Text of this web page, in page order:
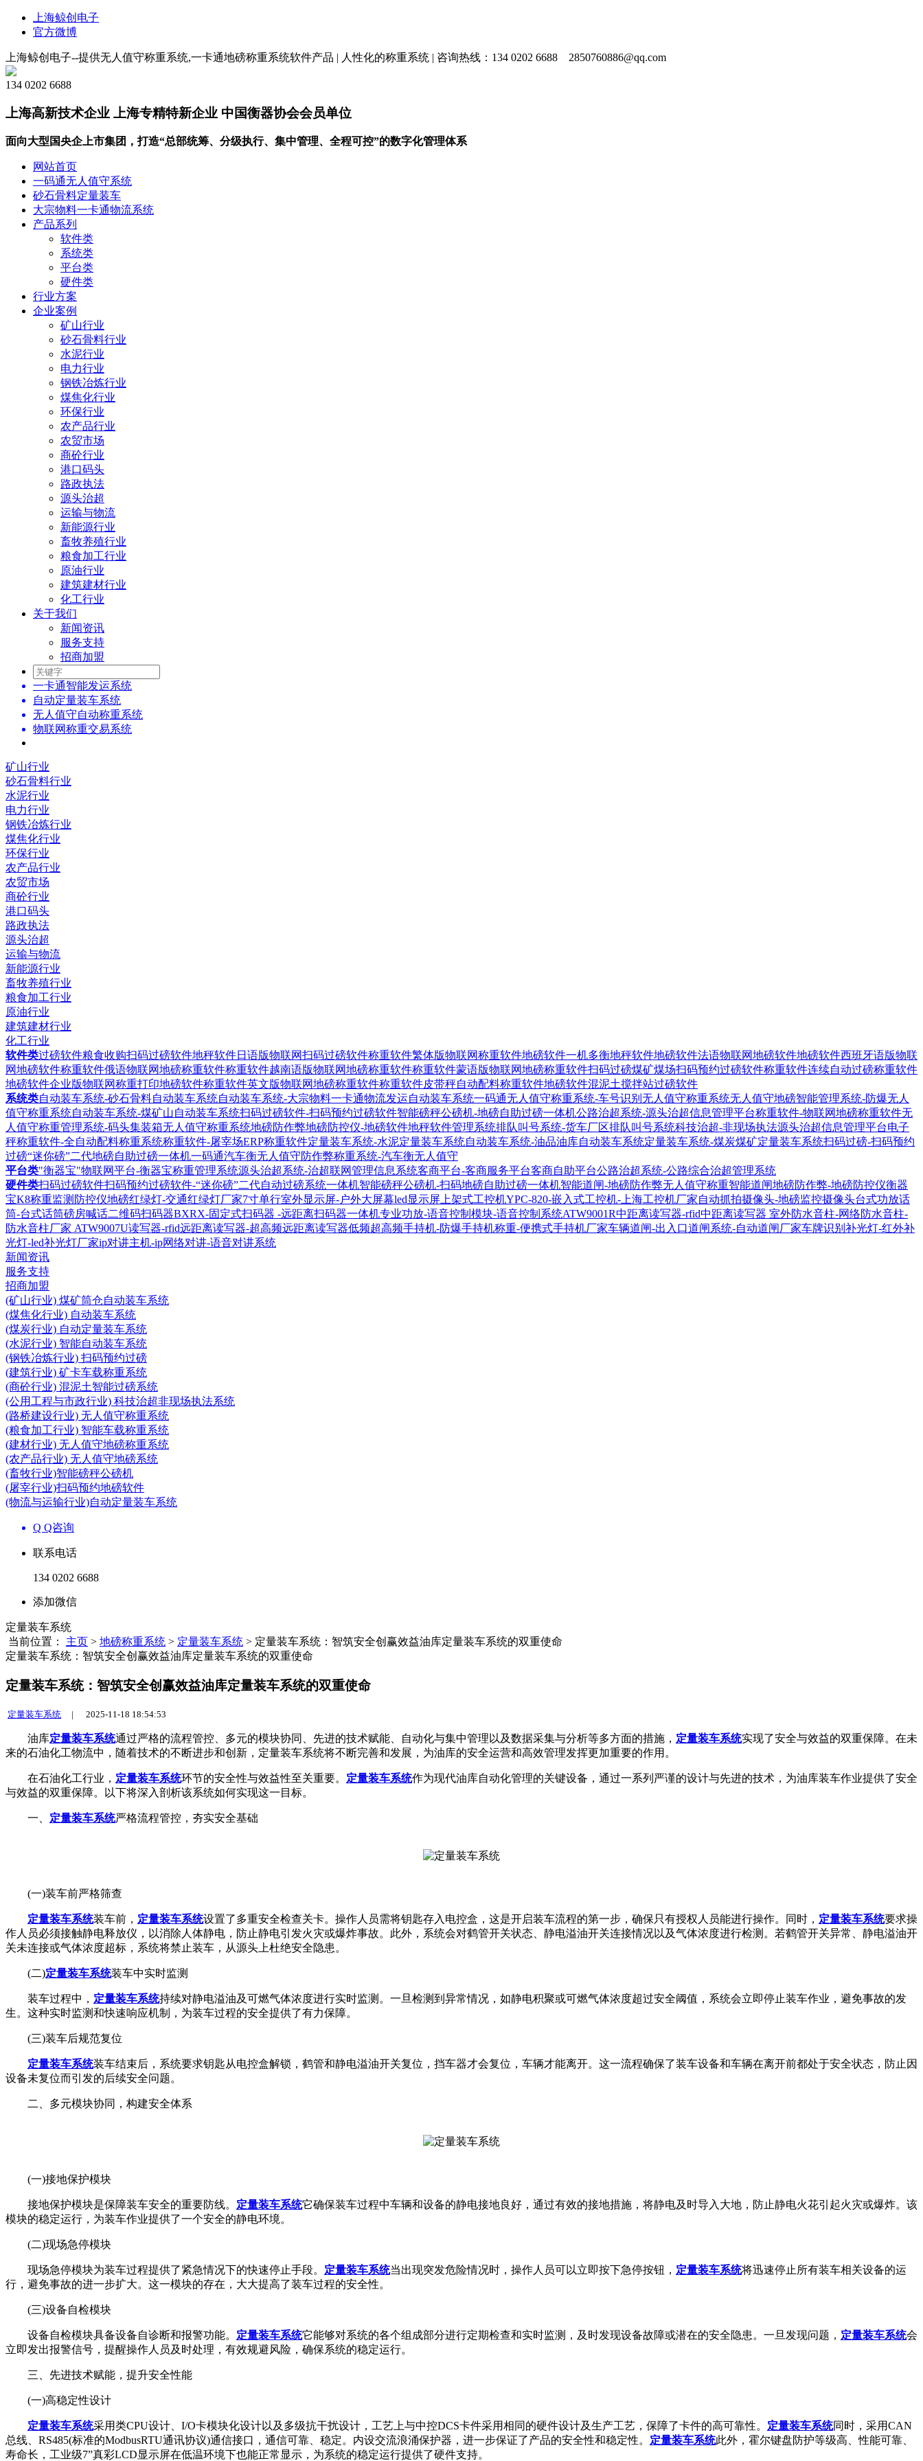
上海鲸创电子
官方微博
上海鲸创电子--提供无人值守称重系统,一卡通地磅称重系统软件产品 | 人性化的称重系统 | 咨询热线：134 0202 6688 2850760886@qq.com
134 0202 6688
上海高新技术企业 上海专精特新企业 中国衡器协会会员单位
面向大型国央企上市集团，打造“总部统筹、分级执行、集中管理、全程可控”的数字化管理体系
网站首页
一码通无人值守系统
砂石骨料定量装车
大宗物料一卡通物流系统
产品系列
软件类
系统类
平台类
硬件类
行业方案
企业案例
矿山行业
砂石骨料行业
水泥行业
电力行业
钢铁冶炼行业
煤焦化行业
环保行业
农产品行业
农贸市场
商砼行业
港口码头
路政执法
源头治超
运输与物流
新能源行业
畜牧养殖行业
粮食加工行业
原油行业
建筑建材行业
化工行业
关于我们
新闻资讯
服务支持
招商加盟
一卡通智能发运系统
自动定量装车系统
无人值守自动称重系统
物联网称重交易系统
矿山行业
砂石骨料行业
水泥行业
电力行业
钢铁冶炼行业
煤焦化行业
环保行业
农产品行业
农贸市场
商砼行业
港口码头
路政执法
源头治超
运输与物流
新能源行业
畜牧养殖行业
粮食加工行业
原油行业
建筑建材行业
化工行业
软件类过磅软件粮食收购扫码过磅软件地秤软件日语版物联网扫码过磅软件称重软件繁体版物联网称重软件地磅软件一机多衡地秤软件地磅软件法语物联网地磅软件地磅软件西班牙语版物联
网地磅软件称重软件俄语物联网地磅称重软件称重软件越南语版物联网地磅称重软件称重软件蒙语版物联网地磅称重软件扫码过磅煤矿煤场扫码预约过磅软件称重软件连续自动过磅称重软件
地磅软件企业版物联网称重打印地磅软件称重软件英文版物联网地磅称重软件称重软件皮带秤自动配料称重软件地磅软件混泥土搅拌站过磅软件
系统类自动装车系统-砂石骨料自动装车系统自动装车系统-大宗物料一卡通物流发运自动装车系统一码通无人值守称重系统-车号识别无人值守称重系统无人值守地磅智能管理系统-防爆无人
值守称重系统自动装车系统-煤矿山自动装车系统扫码过磅软件-扫码预约过磅软件智能磅秤公磅机-地磅自助过磅一体机公路治超系统-源头治超信息管理平台称重软件-物联网地磅称重软件无
人值守称重管理系统-码头集装箱无人值守称重系统地磅防作弊地磅防控仪-地磅软件地秤软件管理系统排队叫号系统-货车厂区排队叫号系统科技治超-非现场执法源头治超信息管理平台电子
秤称重软件-全自动配料称重系统称重软件-屠宰场ERP称重软件定量装车系统-水泥定量装车系统自动装车系统-油品油库自动装车系统定量装车系统-煤炭煤矿定量装车系统扫码过磅-扫码预约
过磅“迷你磅”二代地磅自助过磅一体机一码通汽车衡无人值守防作弊称重系统-汽车衡无人值守
平台类"衡器宝"物联网平台-衡器宝称重管理系统源头治超系统-治超联网管理信息系统客商平台-客商服务平台客商自助平台公路治超系统-公路综合治超管理系统
硬件类扫码过磅软件扫码预约过磅软件-“迷你磅”二代自动过磅系统一体机智能磅秤公磅机-扫码地磅自助过磅一体机智能道闸-地磅防作弊无人值守称重智能道闸地磅防作弊-地磅防控仪衡器
宝K8称重监测防控仪地磅红绿灯-交通红绿灯厂家7寸单行室外显示屏-户外大屏幕led显示屏上架式工控机YPC-820-嵌入式工控机-上海工控机厂家自动抓拍摄像头-地磅监控摄像头台式功放话
筒-台式话筒磅房喊话二维码扫码器BXRX-固定式扫码器 -远距离扫码器一体机专业功放-语音控制模块-语音控制系统ATW9001R中距离读写器-rfid中距离读写器 室外防水音柱-网络防水音柱-
防水音柱厂家 ATW9007U读写器-rfid远距离读写器-超高频远距离读写器低频超高频手持机-防爆手持机称重-便携式手持机厂家车辆道闸-出入口道闸系统-自动道闸厂家车牌识别补光灯-红外补
光灯-led补光灯厂家ip对讲主机-ip网络对讲-语音对讲系统
新闻资讯
服务支持
招商加盟
(矿山行业) 煤矿筒仓自动装车系统
(煤焦化行业) 自动装车系统
(煤炭行业) 自动定量装车系统
(水泥行业) 智能自动装车系统
(钢铁冶炼行业) 扫码预约过磅
(建筑行业) 矿卡车载称重系统
(商砼行业) 混泥土智能过磅系统
(公用工程与市政行业) 科技治超非现场执法系统
(路桥建设行业) 无人值守称重系统
(粮食加工行业) 智能车载称重系统
(建材行业) 无人值守地磅称重系统
(农产品行业) 无人值守地磅系统
(畜牧行业)智能磅秤公磅机
(屠宰行业)扫码预约地磅软件
(物流与运输行业)自动定量装车系统
Q Q咨询
联系电话
134 0202 6688
添加微信
定量装车系统
当前位置： 主页 > 地磅称重系统 > 定量装车系统 > 定量装车系统：智筑安全创赢效益油库定量装车系统的双重使命
定量装车系统：智筑安全创赢效益油库定量装车系统的双重使命
定量装车系统：智筑安全创赢效益油库定量装车系统的双重使命
定量装车系统 | 2025-11-18 18:54:53
油库定量装车系统通过严格的流程管控、多元的模块协同、先进的技术赋能、自动化与集中管理以及数据采集与分析等多方面的措施， 定量装车系统实现了安全与效益的双重保障。在未
来的石油化工物流中，随着技术的不断进步和创新，定量装车系统将不断完善和发展，为油库的安全运营和高效管理发挥更加重要的作用。
在石油化工行业， 定量装车系统环节的安全性与效益性至关重要。 定量装车系统作为现代油库自动化管理的关键设备，通过一系列严谨的设计与先进的技术，为油库装车作业提供了安全
与效益的双重保障。以下将深入剖析该系统如何实现这一目标。
一、 定量装车系统严格流程管控，夯实安全基础
(一)装车前严格筛查
定量装车系统装车前， 定量装车系统设置了多重安全检查关卡。操作人员需将钥匙存入电控盒，这是开启装车流程的第一步，确保只有授权人员能进行操作。同时， 定量装车系统要求操
作人员必须接触静电释放仪，以消除人体静电，防止静电引发火灾或爆炸事故。此外，系统会对鹤管开关状态、静电溢油开关连接情况以及气体浓度进行检测。若鹤管开关异常、静电溢油开
关未连接或气体浓度超标，系统将禁止装车，从源头上杜绝安全隐患。
(二)定量装车系统装车中实时监测
装车过程中， 定量装车系统持续对静电溢油及可燃气体浓度进行实时监测。一旦检测到异常情况，如静电积聚或可燃气体浓度超过安全阈值，系统会立即停止装车作业，避免事故的发
生。这种实时监测和快速响应机制，为装车过程的安全提供了有力保障。
(三)装车后规范复位
定量装车系统装车结束后，系统要求钥匙从电控盒解锁，鹤管和静电溢油开关复位，挡车器才会复位，车辆才能离开。这一流程确保了装车设备和车辆在离开前都处于安全状态，防止因
设备未复位而引发的后续安全问题。
二、多元模块协同，构建安全体系
(一)接地保护模块
接地保护模块是保障装车安全的重要防线。 定量装车系统它确保装车过程中车辆和设备的静电接地良好，通过有效的接地措施，将静电及时导入大地，防止静电火花引起火灾或爆炸。该
模块的稳定运行，为装车作业提供了一个安全的静电环境。
(二)现场急停模块
现场急停模块为装车过程提供了紧急情况下的快速停止手段。 定量装车系统当出现突发危险情况时，操作人员可以立即按下急停按钮， 定量装车系统将迅速停止所有装车相关设备的运
行，避免事故的进一步扩大。这一模块的存在，大大提高了装车过程的安全性。
(三)设备自检模块
设备自检模块具备设备自诊断和报警功能。 定量装车系统它能够对系统的各个组成部分进行定期检查和实时监测，及时发现设备故障或潜在的安全隐患。一旦发现问题， 定量装车系统会
立即发出报警信号，提醒操作人员及时处理，有效规避风险，确保系统的稳定运行。
三、先进技术赋能，提升安全性能
(一)高稳定性设计
定量装车系统采用类CPU设计、I/O卡模块化设计以及多级抗干扰设计，工艺上与中控DCS卡件采用相同的硬件设计及生产工艺，保障了卡件的高可靠性。 定量装车系统同时，采用CAN
总线、RS485(标准的ModbusRTU通讯协议)通信接口，通信可靠、稳定。内设交流浪涌保护器，进一步保证了产品的安全性和稳定性。 定量装车系统此外，霍尔键盘防护等级高、性能可靠、
寿命长，工业级7”真彩LCD显示屏在低温环境下也能正常显示，为系统的稳定运行提供了硬件支持。